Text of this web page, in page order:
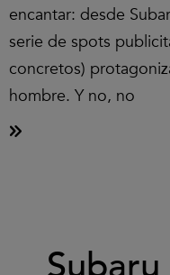
encantar: desde
serie de spots
concretos)
hombre. Y no, no